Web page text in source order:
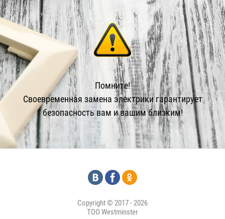
Помните!
Своевременная замена электрики гарантирует
безопасность вам и вашим близким!
Copyright © 2017 - 2026
ТОО Westminster